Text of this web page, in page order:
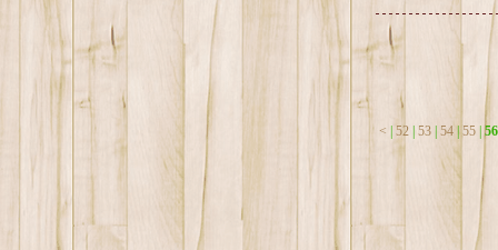
< 52 53 54 55 |56